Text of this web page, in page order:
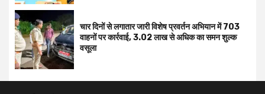
चार दिनों से लगातार जारी विशेष प्रवर्तन अभियान में 703
वाहनों पर कार्रवाई, ₹3.02 लाख से अधिक का समन शुल्क
वसूला